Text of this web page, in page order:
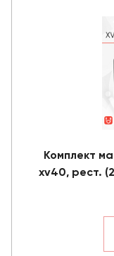
Комплект
xv40, рест.